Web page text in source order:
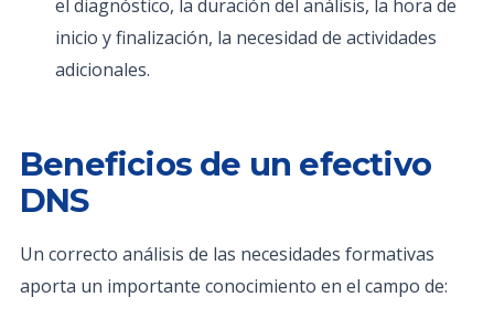
el diagnóstico, la duración del análisis, la hora de
inicio y finalización, la necesidad de actividades
adicionales.
Beneficios de un efectivo
DNS
Un correcto análisis de las necesidades formativas
aporta un importante conocimiento en el campo de: